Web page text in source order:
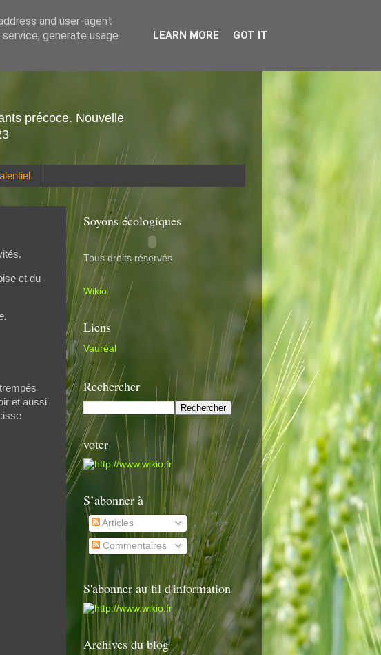
précoce. Nouvelle
et du
et aussi
Soyons écologiques
Tous droits réservés
Wikio
Liens
Vauréal
Rechercher
voter
S’abonner à
Articles
Commentaires
S'abonner au fil d'information
Archives du blog
and user-agent
generate usage
LEARN MORE GOT IT